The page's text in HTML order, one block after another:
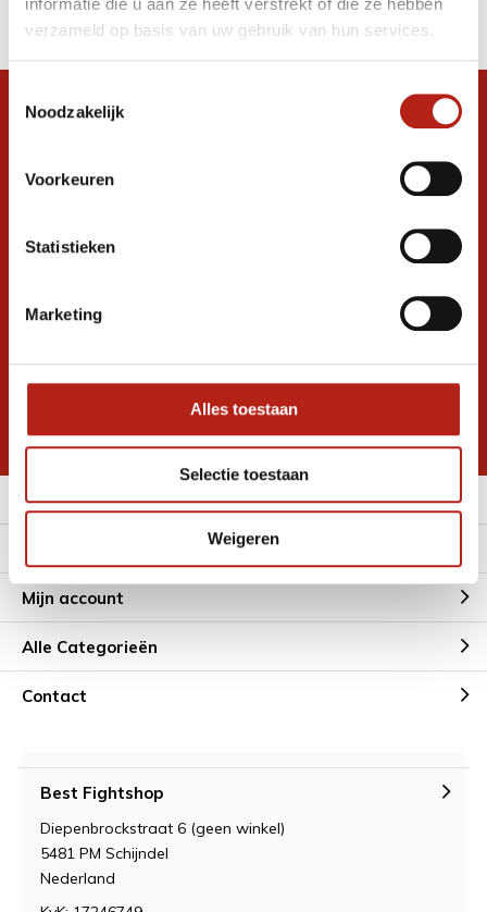
verzameld op basis van uw gebruik van hun services.
Noodzakelijk
Voorkeuren
Statistieken
Marketing
Alles toestaan
Selectie toestaan
Weigeren
Filter
Sorteren op
Snel antwoord op je vraag?
graag verder. 24/7
Ontvang de nieuwste aanbiedingen en
Inschrijven voor
* Lees hier de wettelijke beperkingen
Meer informatie
Mijn account
Alle Categorieën
Contact
Best Fightshop
Diepenbrockstraat 6 (geen winkel)
5481 PM Schijndel
Nederland